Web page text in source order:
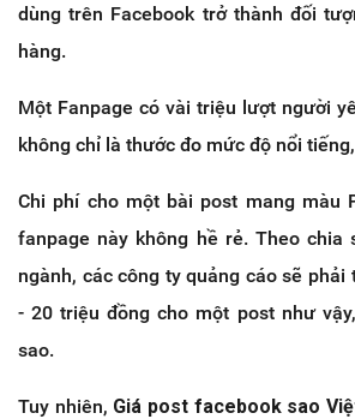
dùng trên Facebook trở thành đối
hàng.
Một Fanpage có vài triệu lượt người
không chỉ là thước đo mức độ nổi
Chi phí cho một bài post mang màu
fanpage này không hề rẻ. Theo chia
ngành, các công ty quảng cáo sẽ
- 20 triệu đồng cho một post như
sao.
Tuy nhiên, Giá post facebook sao